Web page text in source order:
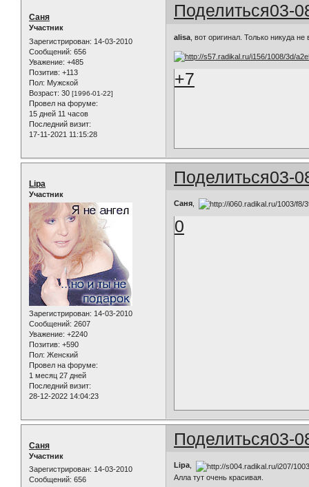
Поделиться03-
Саня
Участник
Зарегистрирован: 14-03-2010
Сообщений: 656
Уважение: +485
Позитив: +113
Пол: Мужской
Возраст: 30 [1996-01-22]
Провел на форуме:
15 дней 11 часов
Последний визит:
17-11-2021 11:15:28
alisa , вот оригинал. Только никуда
+7
Поделиться03-
Lipa
Участник
Зарегистрирован: 14-03-2010
Сообщений: 2607
Уважение: +2240
Позитив: +590
Пол: Женский
Провел на форуме:
1 месяц 27 дней
Последний визит:
28-12-2022 14:04:23
Саня
0
Поделиться03-
Саня
Участник
Зарегистрирован: 14-03-2010
Сообщений: 656
Lipa,
Алла тут очень красивая.